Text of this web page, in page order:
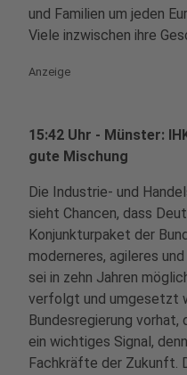
und Familien um jeden
Viele inzwischen ihre
Anzeige
15:42 Uhr - Münster:
gute Mischung
Die Industrie- und
sieht Chancen, dass
Konjunkturpaket der
moderneres, agileres
sei in zehn Jahren
verfolgt und umgesetzt
Bundesregierung vorhat,
ein wichtiges Signal,
Fachkräfte der Zukunft.